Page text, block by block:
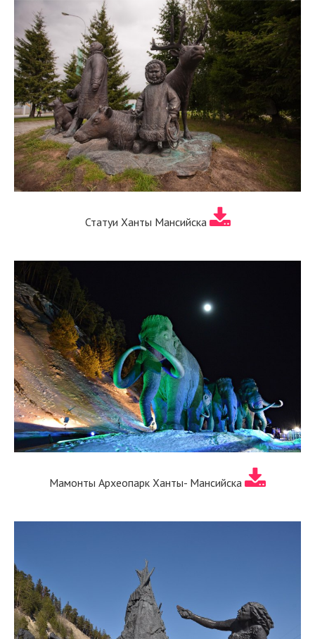
Статуи Ханты Мансийска
Мамонты Археопарк Ханты- Мансийска